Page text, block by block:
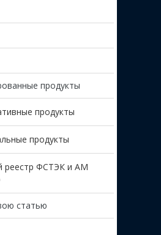
продукты
продукты
продукты
реестр ФСТЭК и AM
статью